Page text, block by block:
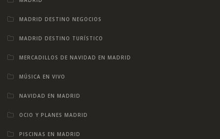
MADRID DESTINO NEGOCIOS
MADRID DESTINO TURÍSTICO
MERCADILLOS DE NAVIDAD EN MADRID
MÚSICA EN VIVO
NAVIDAD EN MADRID
OCIO Y PLANES MADRID
PISCINAS EN MADRID